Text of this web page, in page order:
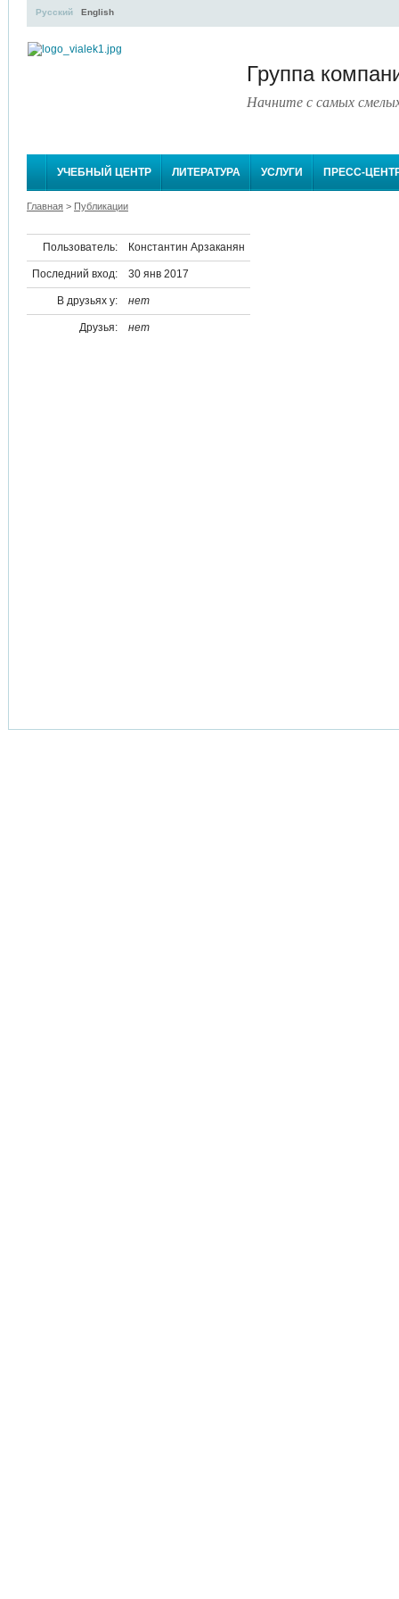
Группа
Начните с самых
Русский English
УЧЕБНЫЙ ЦЕНТР ЛИТЕРАТУРА УСЛУГИ ПРЕСС-
Главная > Публикации
Пользователь: Константин Арзаканян
Последний вход: 30 янв 2017
В друзьях у: нет
Друзья: нет